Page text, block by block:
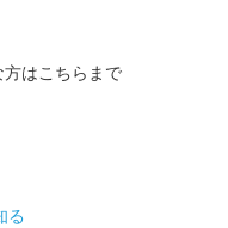
はこちらまで
る